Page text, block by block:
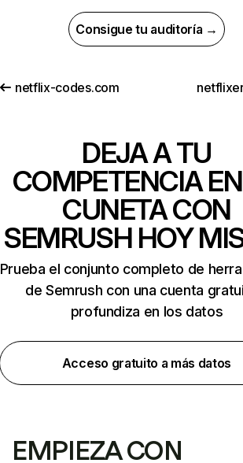
Consigue tu auditoría →
netflix-codes.com
DEJA A TU
COMPETENCIA
CUNETA CON
SEMRUSH HOY
Prueba el conjunto completo de
de Semrush con una cuenta
profundiza en los datos
Acceso gratuito a más datos
EMPIEZA CON